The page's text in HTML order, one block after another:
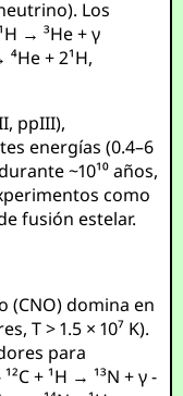
Los
→ ³He + γ
+ 2¹H,
ppIII),
energías (0.4–6
~10¹⁰ años,
como
fusión estelar.
(CNO) domina en
T > 1.5 × 10⁷ K).
para
+ ¹H → ¹³N + γ -